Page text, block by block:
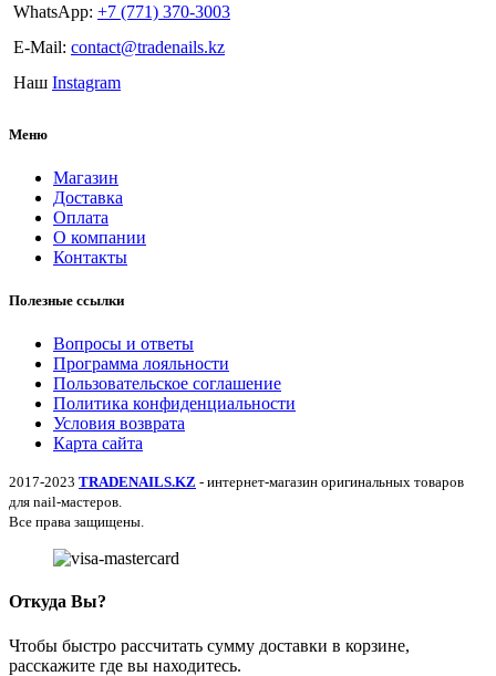
WhatsApp: +7 (771) 370-3003
E-Mail: contact@tradenails.kz
Наш Instagram
Меню
Магазин
Доставка
Оплата
О компании
Контакты
Полезные ссылки
Вопросы и ответы
Программа лояльности
Пользовательское соглашение
Политика конфиденциальности
Условия возврата
Карта сайта
2017-2023 TRADENAILS.KZ - интернет-магазин оригинальных товаров
для nail-мастеров.
Все права защищены.
Откуда Вы?
Чтобы быстро рассчитать сумму доставки в корзине,
расскажите где вы находитесь.